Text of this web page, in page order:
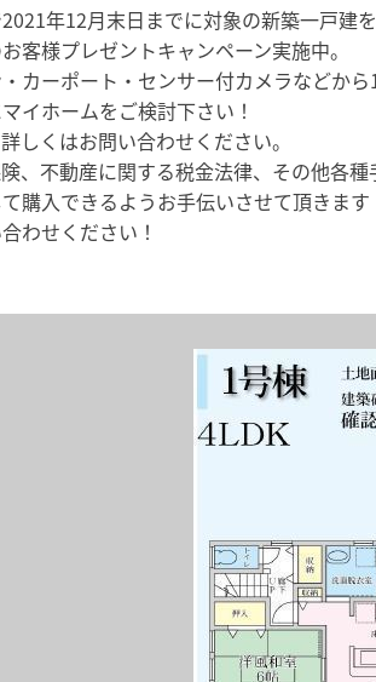
年12月末日までに対象の新築一戸建
客様プレゼントキャンペーン実施中。
カーポート・センサー付カメラなどから
イホームをご検討下さい！
しくはお問い合わせください。
、不動産に関する税金法律、その他各種
購入できるようお手伝いさせて頂きます
わせください！